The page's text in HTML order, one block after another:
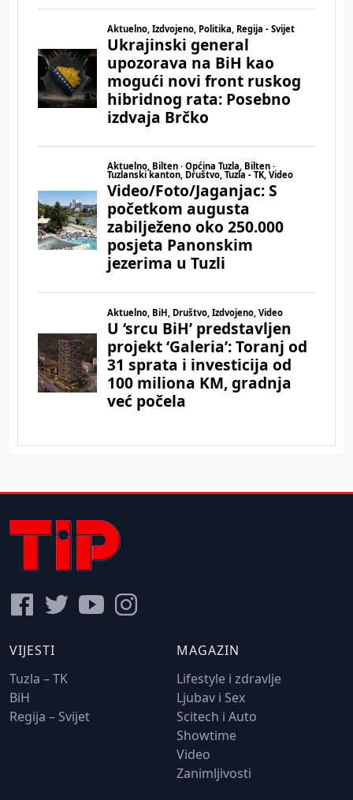
VIJESTI
Tuzla – TK
BiH
Regija – Svijet
MAGAZIN
Lifestyle i zdravlje
Ljubav i Sex
Scitech i Auto
Showtime
Video
Zanimljivosti